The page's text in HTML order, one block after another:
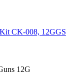
CK-008, 12GGS